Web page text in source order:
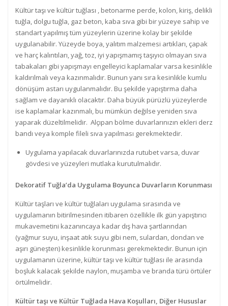
Kültür taşı ve kültür tuğlası , betonarme perde, kolon, kiriş, delikli
tuğla, dolgu tuğla, gaz beton, kaba sıva gibi bir yüzeye sahip ve
standart yapılmış tüm yüzeylerin üzerine kolay bir şekilde
uygulanabilir. Yüzeyde boya, yalıtım malzemesi artıkları, çapak
ve harç kalıntıları, yağ, toz, iyi yapışmamış taşıyıcı olmayan sıva
tabakaları gibi yapışmayı engelleyici kaplamalar varsa kesinlikle
kaldırılmalı veya kazınmalıdır. Bunun yanı sıra kesinlikle kumlu
dönüşüm astarı uygulanmalıdır. Bu şekilde yapıştırma daha
sağlam ve dayanıklı olacaktır. Daha büyük pürüzlü yüzeylerde
ise kaplamalar kazınmalı, bu mümkün değilse yeniden sıva
yaparak düzeltilmelidir. Alçıpan bölme duvarlarınızın ekleri derz
bandı veya komple fileli sıva yapılması gerekmektedir.
Uygulama yapılacak duvarlarınızda rutubet varsa, duvar
gövdesi ve yüzeyleri mutlaka kurutulmalıdır.
Dekoratif Tuğla’da Uygulama Boyunca Duvarların Korunması
Kültür taşları ve kültür tuğlaları uygulama sırasında ve
uygulamanın bitirilmesinden itibaren özellikle ilk gün yapıştırıcı
mukavemetini kazanıncaya kadar dış hava şartlarından
(yağmur suyu, inşaat atık suyu gibi nem, sulardan, dondan ve
aşırı güneşten) kesinlikle korunması gerekmektedir. Bunun için
uygulamanın üzerine, kültür taşı ve kültür tuğlası ile arasında
boşluk kalacak şekilde naylon, muşamba ve branda türü örtüler
örtülmelidir.
Kültür taşı ve Kültür Tuğlada Hava Koşulları, Diğer Hususlar